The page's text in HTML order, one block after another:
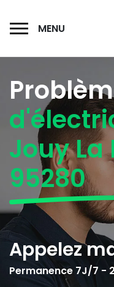
MENU
Jouy La
95280
Appelez
Permanence 7J/7 -